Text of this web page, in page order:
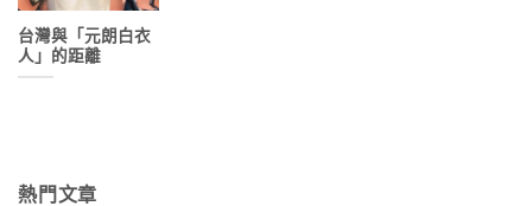
台灣與「元朗白衣
人」的距離
熱門文章